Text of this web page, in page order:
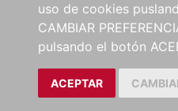
uso de cookies
CAMBIAR
pulsando el botón
ACEPTAR